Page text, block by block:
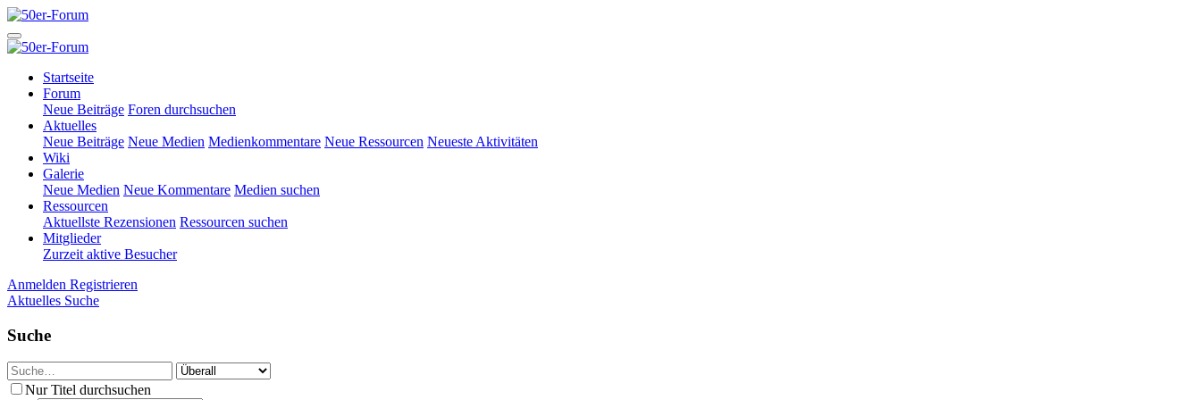
Startseite
Forum
Neue Beiträge Foren durchsuchen
Aktuelles
Neue Beiträge Neue Medien Medienkommentare Neue Ressourcen Neueste Aktivitäten
Wiki
Galerie
Neue Medien Neue Kommentare Medien suchen
Ressourcen
Aktuellste Rezensionen Ressourcen suchen
Mitglieder
Zurzeit aktive Besucher
Anmelden Registrieren
Aktuelles Suche
Suche
Nur Titel durchsuchen